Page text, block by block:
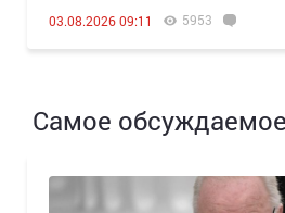
03.08.2026 09:11 5953
Самое обсуждаемое